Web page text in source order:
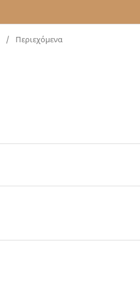
/ Περιεχόμενα